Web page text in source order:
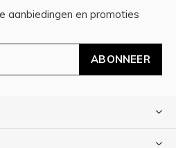
aanbiedingen en promoties
ABONNEER